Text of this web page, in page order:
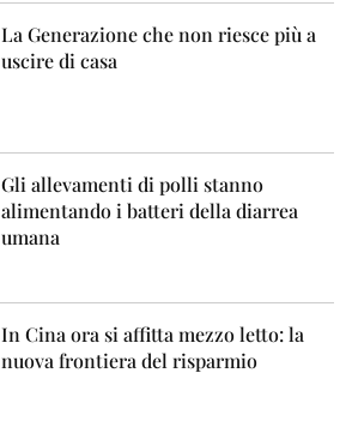
La Generazione che non riesce più a
uscire di casa
Gli allevamenti di polli stanno
alimentando i batteri della diarrea
umana
In Cina ora si affitta mezzo letto: la
nuova frontiera del risparmio